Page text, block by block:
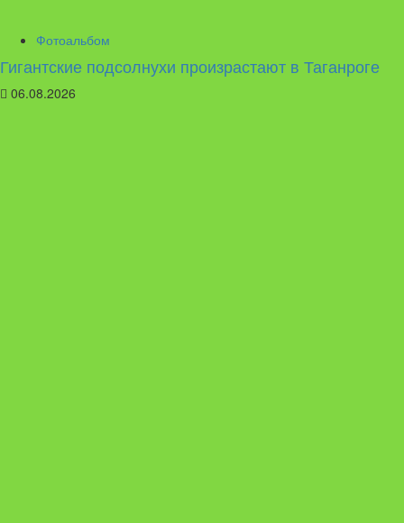
Фотоальбом
Гигантские подсолнухи произрастают в Таганроге
06.08.2026